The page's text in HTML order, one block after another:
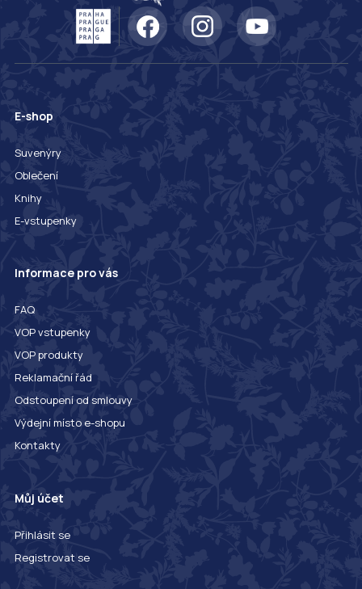
E-shop
Suvenýry
Oblečení
Knihy
E-vstupenky
Informace pro vás
FAQ
VOP vstupenky
VOP produkty
Reklamační řád
Odstoupení od smlouvy
Výdejní místo e-shopu
Kontakty
Můj účet
Přihlásit se
Registrovat se